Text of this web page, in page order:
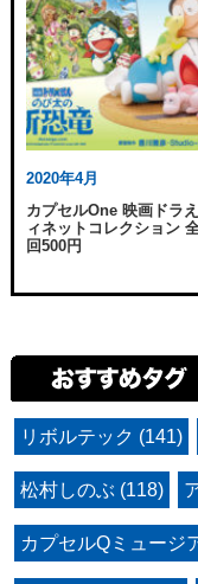
2020年4月
カプセルOne 映画ドラ
ィネットコレクション
回500円
リボルテック (141)
松村しのぶ (118)
カプセルQミュージ